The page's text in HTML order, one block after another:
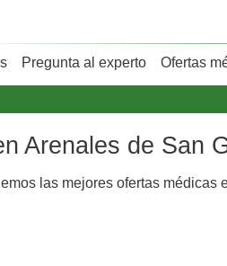
Pregunta al experto Ofertas
Arenales de San
las mejores ofertas médicas